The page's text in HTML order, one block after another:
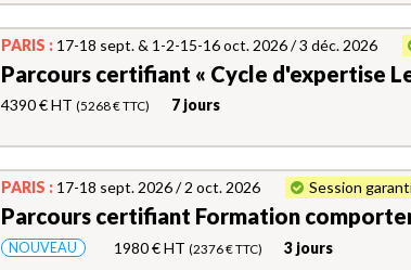
PARIS : 17-18 sept. & 1-2-15-16 oct. 2026 / 3 déc. 2026
Parcours certifiant « Cycle d'expertise
4390 € HT (5268 € TTC) 7 jours
PARIS : 17-18 sept. 2026 / 2 oct. 2026 Session
Parcours certifiant Formation
NOUVEAU 1980 € HT (2376 € TTC) 3 jours